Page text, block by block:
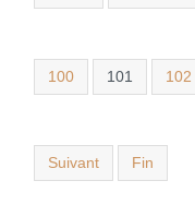
100 101 102
Suivant Fin